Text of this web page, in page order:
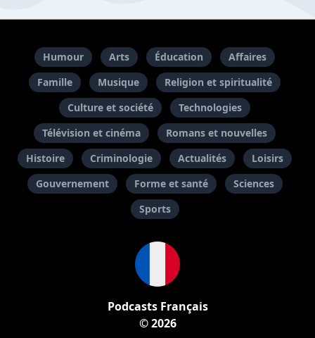
Humour Arts Éducation
Affaires
Famille
Musique
Religion et spiritualité
Culture et société
Technologies
Télévision et cinéma
Romans et nouvelles
Histoire
Criminologie Actualités
Loisirs
Gouvernement
Forme et santé
Sciences
Sports
Podcasts Français
© 2026